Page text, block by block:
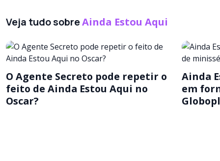
Veja tudo sobreAinda Estou Aqui
O Agente Secreto pode repetir o
feito de Ainda Estou Aqui no
Oscar?
Ainda
em